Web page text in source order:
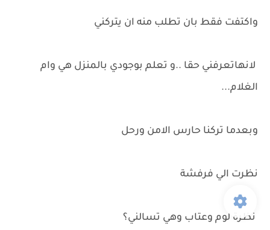
واكتفت فقط بان تطلب منه ان يتركني
لانهاتعرفني حقا ..و تعلم بوجودي بالمنزل هي وام
الغلام...
وبعدما تركنا حارس الامن ورحل
نظرت الي فرفشة
نظرة لوم وعتاب وهي تسالني؟